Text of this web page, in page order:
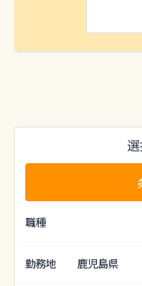
献につなが
考えていま
島に住む人
を中心に定
をヒアリン
職種
勤務地 鹿児島県